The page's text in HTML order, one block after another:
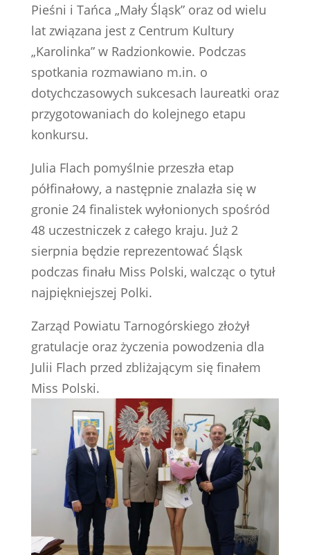
Pieśni i Tańca „Mały Śląsk” oraz od wielu
lat związana jest z Centrum Kultury
„Karolinka” w Radzionkowie. Podczas
spotkania rozmawiano m.in. o
dotychczasowych sukcesach laureatki oraz
przygotowaniach do kolejnego etapu
konkursu.
Julia Flach pomyślnie przeszła etap
półfinałowy, a następnie znalazła się w
gronie 24 finalistek wyłonionych spośród
48 uczestniczek z całego kraju. Już 2
sierpnia będzie reprezentować Śląsk
podczas finału Miss Polski, walcząc o tytuł
najpiękniejszej Polki.
Zarząd Powiatu Tarnogórskiego złożył
gratulacje oraz życzenia powodzenia dla
Julii Flach przed zbliżającym się finałem
Miss Polski.